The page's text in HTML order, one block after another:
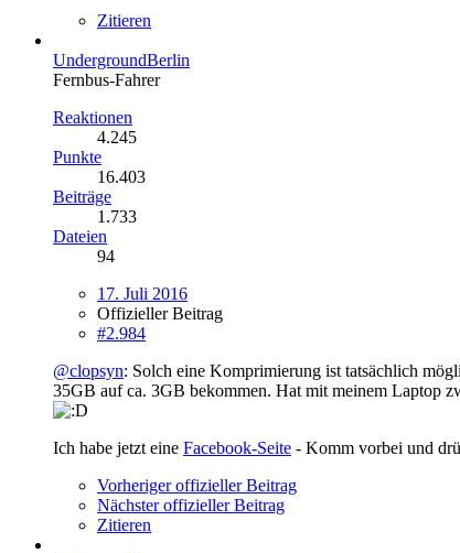
Zitieren
UndergroundBerlin
Fernbus-Fahrer
Reaktionen
4.245
Punkte
16.403
Beiträge
1.733
Dateien
94
17. Juli 2016
Offizieller Beitrag
#2.984
@clopsyn: Solch eine Komprimierung ist tatsächlich
35GB auf ca. 3GB bekommen. Hat mit meinem Laptop
Ich habe jetzt eine Facebook-Seite - Komm vorbei und
Vorheriger offizieller Beitrag
Nächster offizieller Beitrag
Zitieren